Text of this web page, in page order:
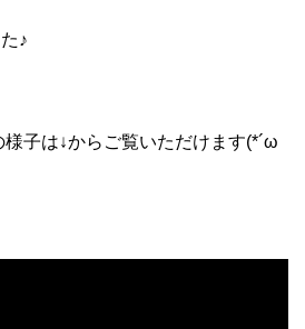
♪
子は↓からご覧いただけます(*´ω